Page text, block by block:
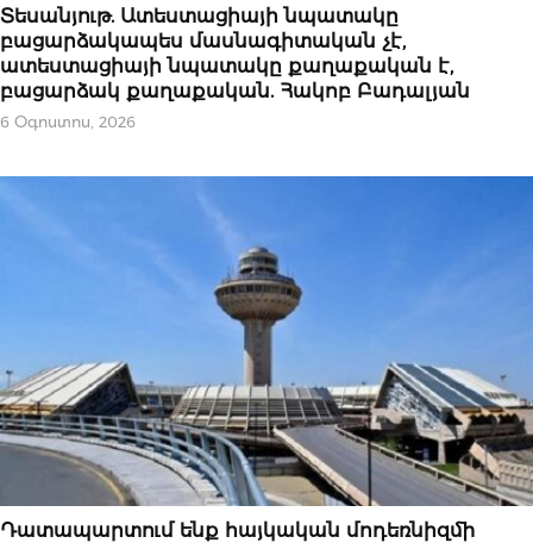
ՀՐԱՊԱՐԱԿԱԽՈՍՈՒԹՅՈՒՆ
Տեսանյութ. Ատեստացիայի նպատակը
բացարձակապես մասնագիտական չէ,
ատեստացիայի նպատակը քաղաքական է,
բացարձակ քաղաքական. Հակոբ Բադալյան
6 Օգոստոս, 2026
ՀՐԱՊԱՐԱԿԱԽՈՍՈՒԹՅՈՒՆ
Դատապարտում ենք հայկական մոդեռնիզմի